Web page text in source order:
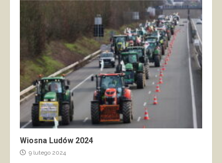
Wiosna Ludów 2024
9 lutego 2024